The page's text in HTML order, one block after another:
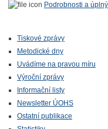
Podrobnosti a
Tiskové zprávy
Metodické dny
Uvádíme na pravou míru
Výroční zprávy
Informační listy
Newsletter ÚOHS
Ostatní publikace